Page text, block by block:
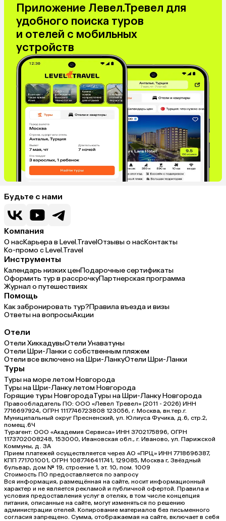
Приложение Левел.Тревел для
удобного поиска туров
и отелей с мобильных
устройств
Будьте с нами
Компания
О насКарьера в Level.TravelОтзывы о насКонтакты
Ко-промо с Level.Travel
Инструменты
Календарь низких ценПодарочные сертификаты
Оформить тур в рассрочкуПартнерская программа
Журнал о путешествиях
Помощь
Как забронировать тур?Правила въезда и визы
Ответы на вопросыАкции
Отели
Отели ХиккадувыОтели Унаватуны
Отели Шри-Ланки с собственным пляжем
Отели все включено на Шри-ЛанкуОтели Шри-Ланки
Туры
Туры на море летом Новгорода
Туры на Шри-Ланку летом Новгорода
Горящие туры НовгородаТуры на Шри-Ланку Новгорода
Правообладатель ПО: ООО «Левел Тревел» (2011 - 2026) ИНН
7716697924, ОГРН 1117746723808 123056, г. Москва, вн.тер.г.
Муниципальный округ Пресненский, ул. Юлиуса Фучика, д.6, стр.2,
помещ.6Ч
Турагент: ООО «Академия Сервиса» ИНН 3702175896, ОГРН
1173702008248, 153000, Ивановская обл., г. Иваново, ул. Парижской
Коммуны, д. ЗА
Прием платежей осуществляется через АО «ПРЦ» ИНН 7718696387,
КПП 771701001, ОГРН 1087746411741, 129085, Москва г, Звёздный
бульвар, дом № 19, строение 1, эт. 10, пом. 1009
Стоимость ПО предоставляется по запросу
Вся информация, размещённая на сайте, носит информационный
характер и не является рекламой и публичной офертой. Правила и
условия предоставления услуг в отелях, в том числе концепция
питания, описанные на сайте, могут изменяться по решению
администрации отелей. Копирование материалов без письменного
согласия запрещено. Сумма, отображаемая на сайте, включает в себя